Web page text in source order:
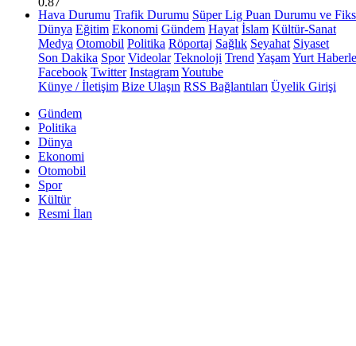
Hava Durumu Trafik Durumu Süper Lig Puan Durumu ve
Dünya Eğitim Ekonomi Gündem Hayat İslam Kültür-Sanat
Medya Otomobil Politika Röportaj Sağlık Seyahat Siyaset
Son Dakika Spor Videolar Teknoloji Trend YaşamYurt
Facebook Twitter InstagramYoutube
Künye / İletişim Bize Ulaşın RSS Bağlantıları Üyelik Girişi
Gündem
Politika
Dünya
Ekonomi
Otomobil
Spor
Kültür
Resmi İlan